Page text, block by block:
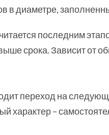
в диаметре,
последним
срока. Зависит от
переход на
характер –